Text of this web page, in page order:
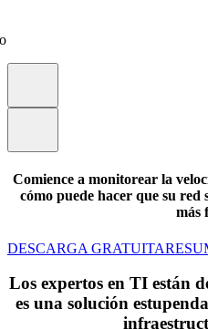
Comience a monitorear la
cómo puede hacer que su red
más
DESCARGA GRATUITA
Los expertos en TI están
es una solución